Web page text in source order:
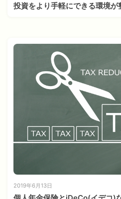
投資をより手軽にできる環境が
2019年6月13日